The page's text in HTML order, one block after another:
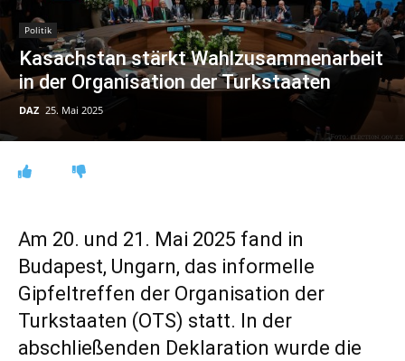
Politik
Kasachstan stärkt Wahlzusammenarbeit
in der Organisation der Turkstaaten
DAZ 25. Mai 2025
Am 20. und 21. Mai 2025 fand in
Budapest, Ungarn, das informelle
Gipfeltreffen der Organisation der
Turkstaaten (OTS) statt. In der
abschließenden Deklaration wurde die